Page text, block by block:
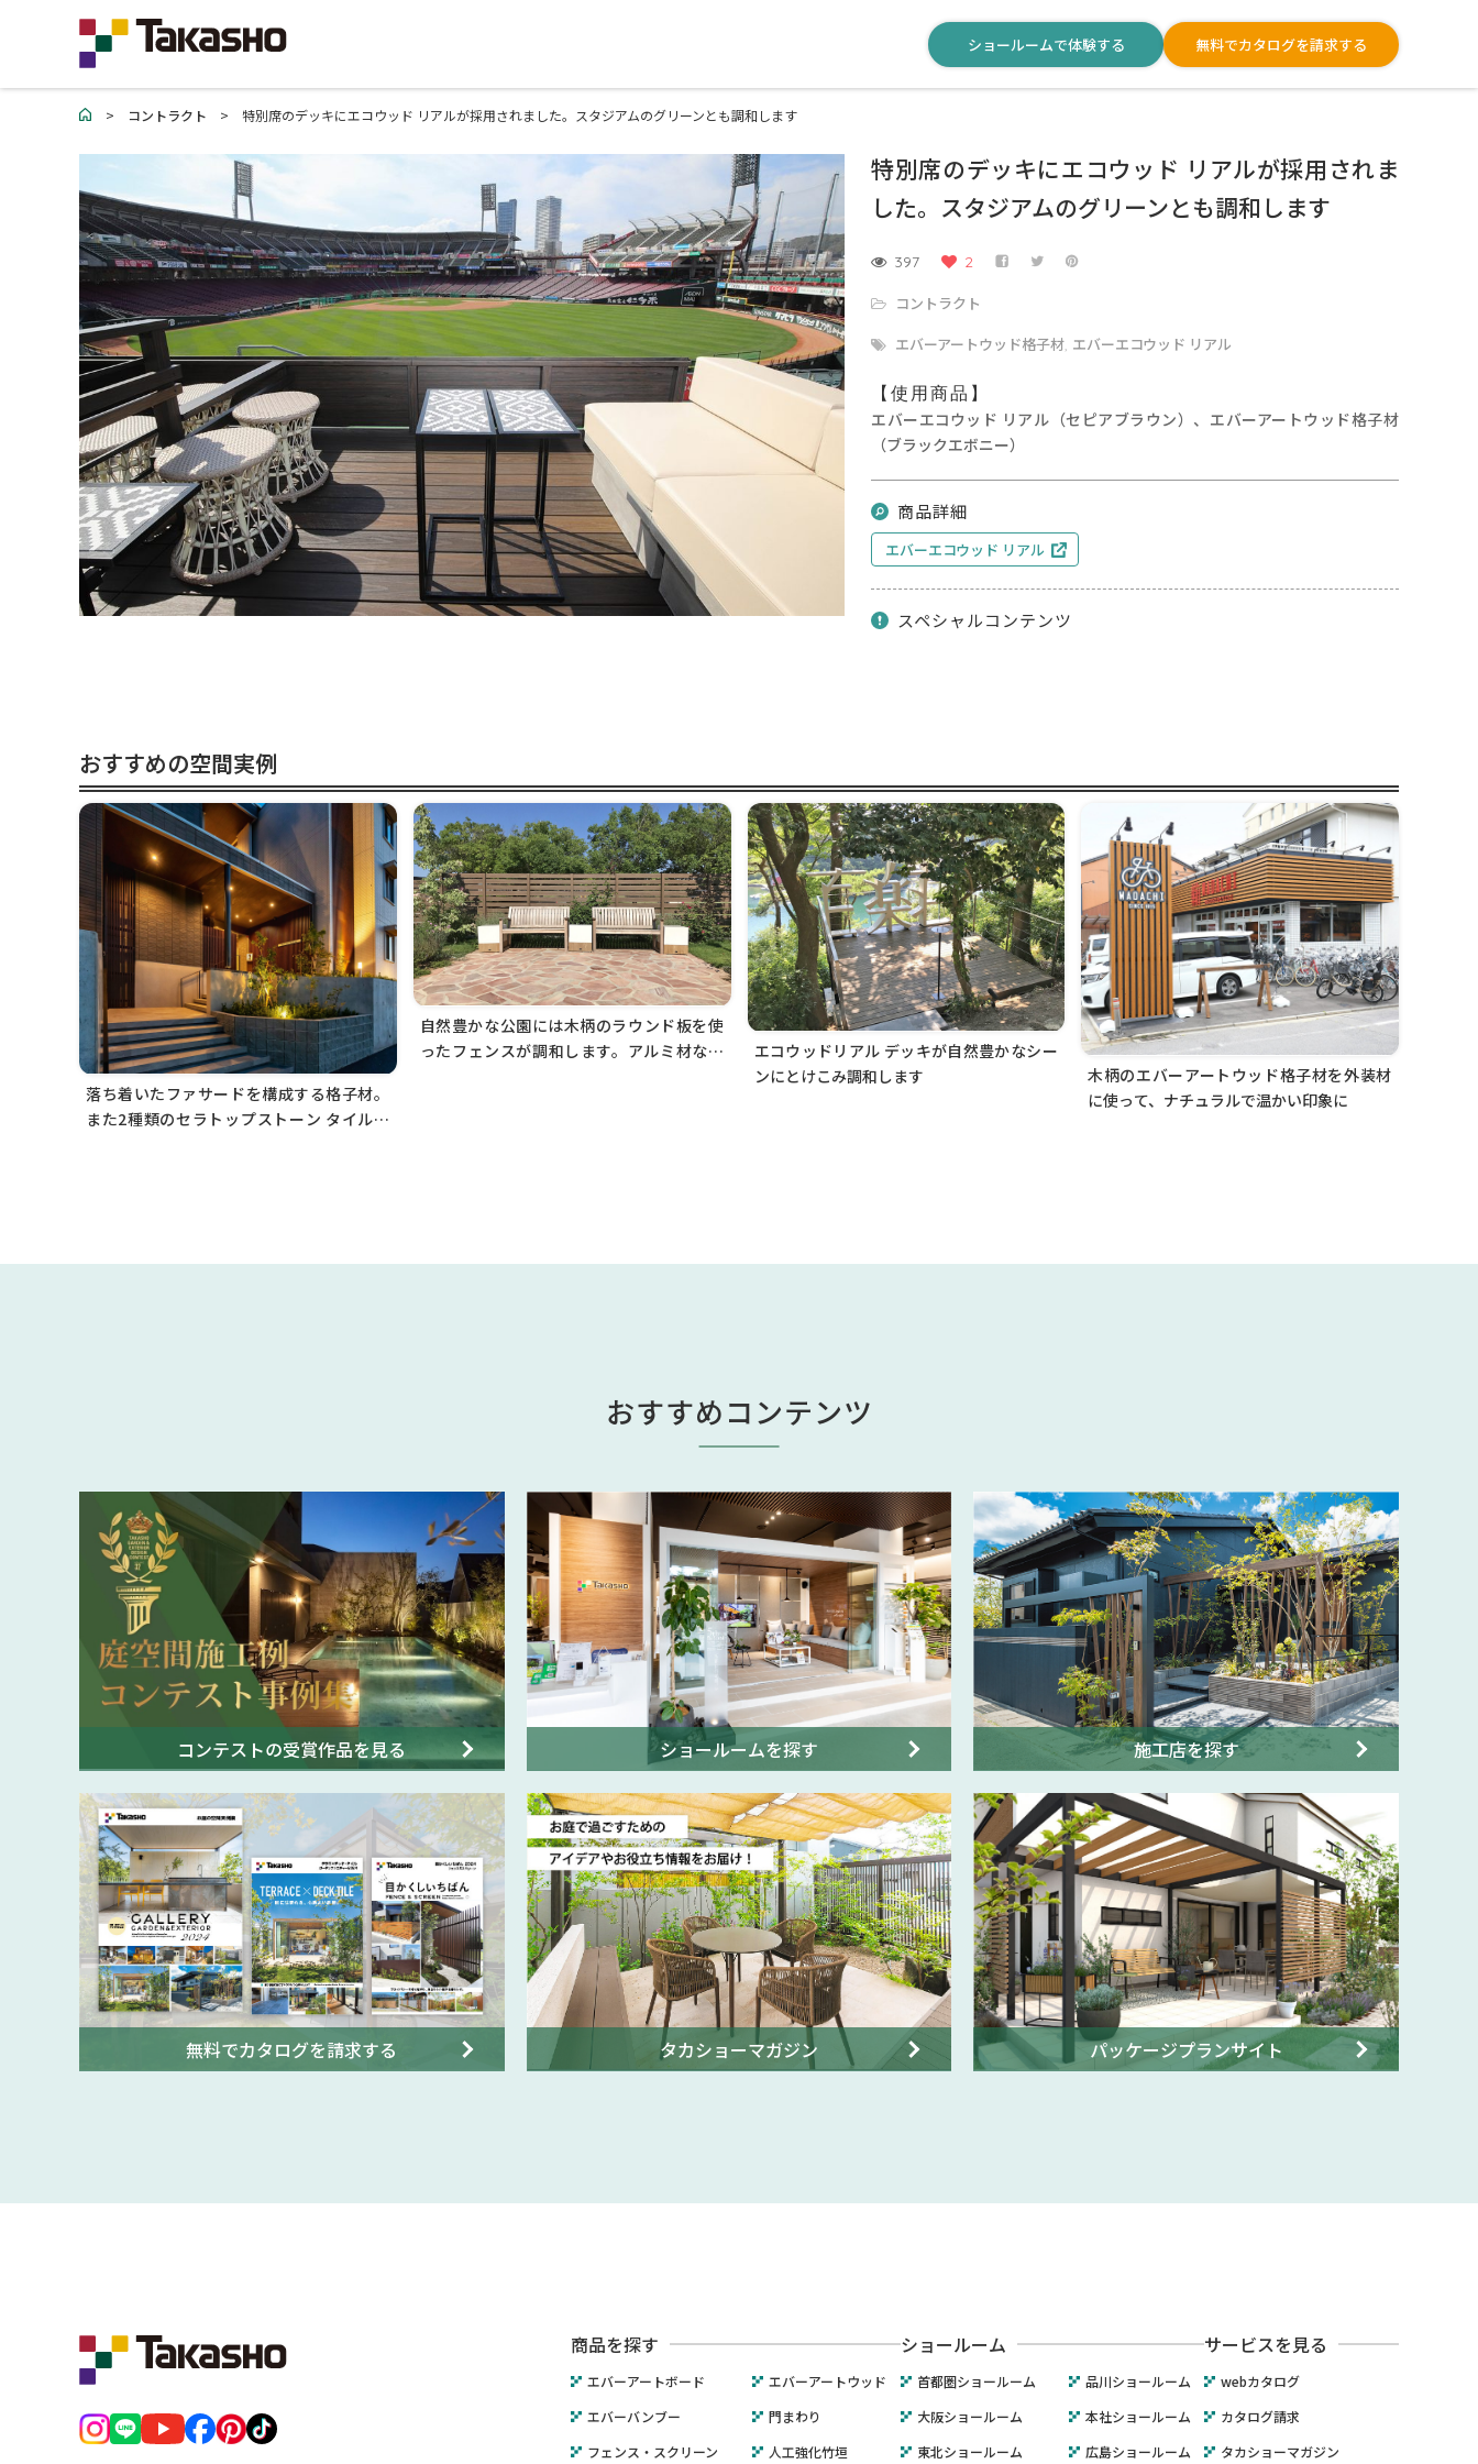
ショールームで体験する 無料でカタログを請求する
> コントラクト > 特別席のデッキにエコウッド リアルが採用されました。スタジアムのグリーンとも調和します
特別席のデッキにエコウッド リアルが採用されま
した。スタジアムのグリーンとも調和します
397 2
コントラクト
エバーアートウッド格子材 エバーエコウッド リアル
【使用商品】
エバーエコウッド リアル（セピアブラウン）、エバーアートウッド格子材
（ブラックエボニー）
商品詳細
エバーエコウッド リアル
スペシャルコンテンツ
おすすめの空間実例
落ち着いたファサードを構成する格子材。
また2種類のセラトップストーン タイルを
自然豊かな公園には木柄のラウンド板を使
ったフェンスが調和します。アルミ材なの
エコウッドリアル デッキが自然豊かなシー
ンにとけこみ調和します
木柄のエバーアートウッド格子材を外装材
に使って、ナチュラルで温かい印象に
おすすめコンテンツ
コンテストの受賞作品を見る ショールームを探す 施工店を探す
無料でカタログを請求する タカショーマガジン パッケージプランサイト
商品を探す
エバーアートボード
エバーアートウッド
エバーバンブー
門まわり
フェンス・スクリーン
人工強化竹垣
ショールーム
首都圏ショールーム
品川ショールーム
大阪ショールーム
本社ショールーム
東北ショールーム
広島ショールーム
サービスを見る
webカタログ
カタログ請求
タカショーマガジン